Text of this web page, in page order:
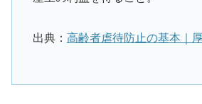
出典： 高齢者虐待防止の基本｜